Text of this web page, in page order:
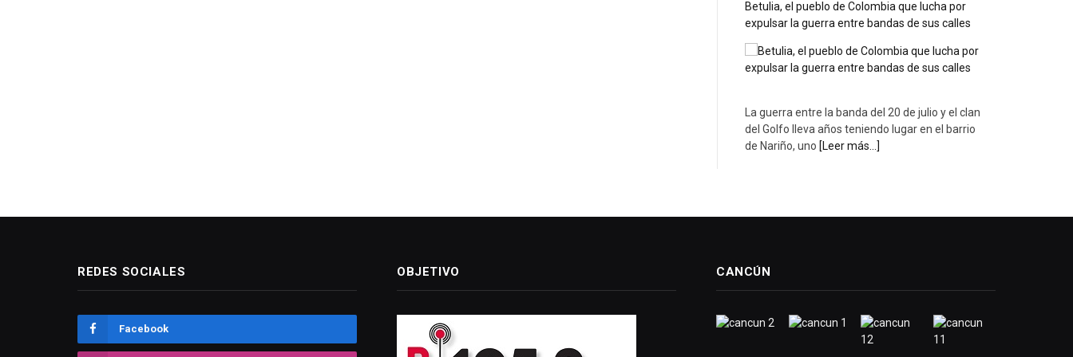
Betulia, el pueblo de Colombia que lucha por
expulsar la guerra entre bandas de sus calles
La guerra entre la banda del 20 de julio y el clan
del Golfo lleva años teniendo lugar en el barrio
de Nariño, uno [Leer más...]
REDES SOCIALES
Facebook
OBJETIVO CANCÚN